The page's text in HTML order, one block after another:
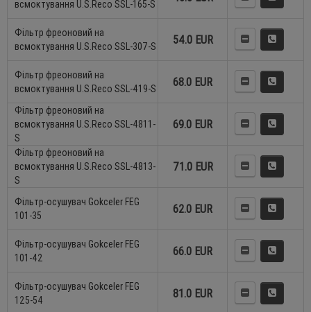
всмоктування U.S.Reco SSL-165-S
Фільтр фреоновий на
всмоктування U.S.Reco SSL-307-S
54.0 EUR
Фільтр фреоновий на
всмоктування U.S.Reco SSL-419-S
68.0 EUR
Фільтр фреоновий на
всмоктування U.S.Reco SSL-4811-
S
69.0 EUR
Фільтр фреоновий на
всмоктування U.S.Reco SSL-4813-
S
71.0 EUR
Фільтр-осушувач Gokceler FEG
101-35
62.0 EUR
Фільтр-осушувач Gokceler FEG
101-42
66.0 EUR
Фільтр-осушувач Gokceler FEG
125-54
81.0 EUR